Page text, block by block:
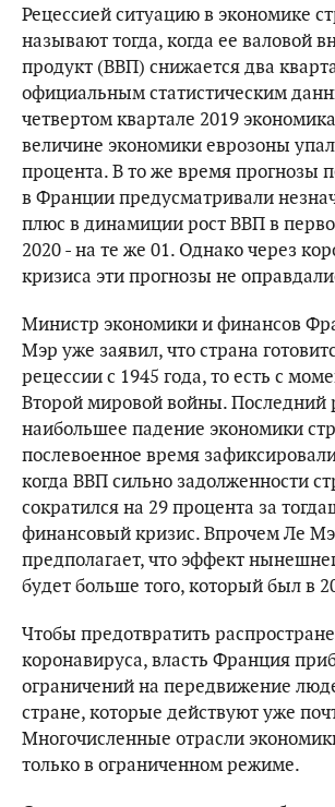
Рецессией ситуацию в экономике
называют тогда, когда ее валовой
продукт (ВВП) снижается два
официальным статистическим
четвертом квартале 2019
величине экономики еврозоны
процента. В то же время прогнозы
в Франции предусматривали
плюс в динамиции рост ВВП в
2020 - на те же 01. Однако через
кризиса эти прогнозы не
Министр экономики и финансов
Мэр уже заявил, что страна
рецессии с 1945 года, то есть с
Второй мировой войны. Последний
наибольшее падение экономики
послевоенное время
когда ВВП сильно задолженности
сократился на 29 процента за
финансовый кризис. Впрочем Ле
предполагает, что эффект
будет больше того, который был в
Чтобы предотвратить
коронавируса, власть Франция
ограничений на передвижение
стране, которые действуют уже
Многочисленные отрасли
только в ограниченном режиме.